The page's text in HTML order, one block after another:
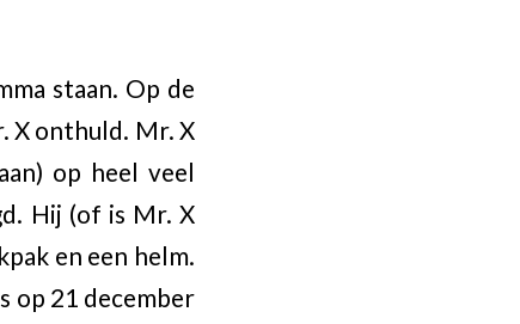
staan. Op de
X onthuld. Mr. X
op heel veel
Hij (of is Mr. X
en een helm.
op 21 december